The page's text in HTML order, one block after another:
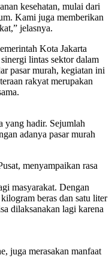
kesehatan, mulai dari
Kami juga memberikan
jelasnya.
Kota Jakarta
lintas sektor dalam
pasar murah, kegiatan ini
rakyat merupakan
yang hadir. Sejumlah
adanya pasar murah
menyampaikan rasa
masyarakat. Dengan
beras dan satu liter
dilaksanakan lagi karena
juga merasakan manfaat